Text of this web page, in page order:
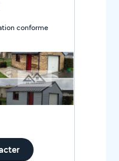
de
J'interviens
:
et
conforme